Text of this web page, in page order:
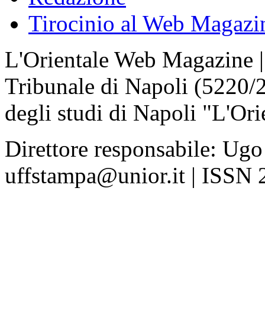
Tirocinio al Web
L'Orientale Web Magazine
Tribunale di Napoli
degli studi di Napoli
Direttore responsabile:
uffstampa@unior.it | ISSN